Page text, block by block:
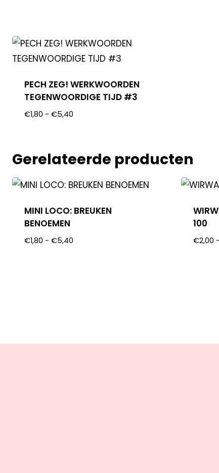
PECH ZEG! WERKWOORDEN
TEGENWOORDIGE TIJD #3
€1,80 - €5,40
Gerelateerde producten
MINI LOCO: BREUKEN
BENOEMEN
€1,80 - €5,40
100
€2,00 -